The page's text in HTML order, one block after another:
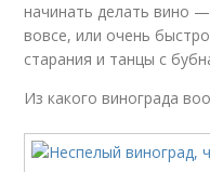
начинать делать вино
вовсе, или очень
старания и танцы с
Из какого винограда